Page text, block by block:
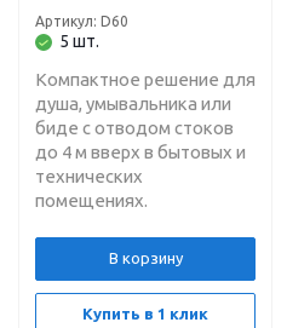
биде, макс.150л) Н-4 м,
L-40 м
5 шт.
Артикул: D60
Компактное решение для
душа, умывальника или
биде с отводом стоков
до 4 м вверх в бытовых и
технических
помещениях.
В корзину
Купить в 1 клик